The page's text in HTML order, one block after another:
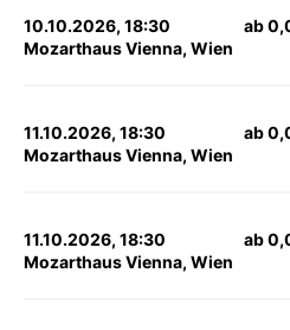
10.10.2026, 18:30
Mozarthaus Vienna, Wien
ab
11.10.2026, 18:30
Mozarthaus Vienna, Wien
ab
11.10.2026, 18:30
Mozarthaus Vienna, Wien
ab